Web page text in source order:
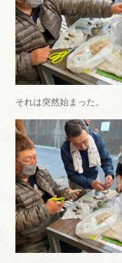
それは突然始まった。